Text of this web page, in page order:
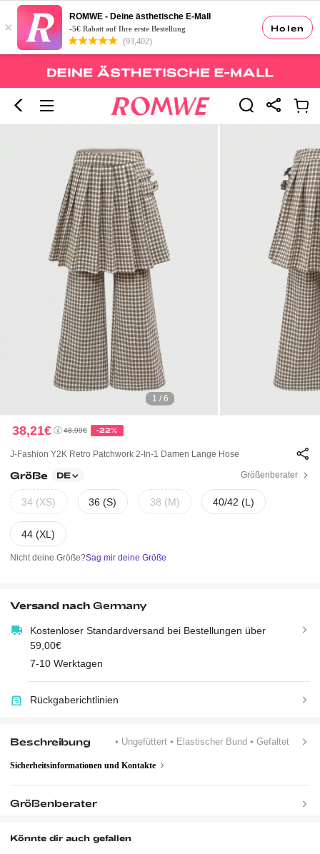
Holen
×
ROMWE - Deine ästhetische E-Mall
-5€ Rabatt auf Ihre erste Bestellung
(93,402)
1 / 6
38,21€ 48,99€ -22%
J-Fashion Y2K Retro Patchwork 2-In-1 Damen Lange Hose
Größe DE Größenberater
34 (XS) 36 (S) 38 (M) 40/42 (L)
44 (XL)
Nicht deine Größe?Sag mir deine Größe
Versand nachGermany
Kostenloser Standardversand bei Bestellungen über
59,00€
7-10 Werktagen
Rückgaberichtlinien
Beschreibung • Ungefüttert• Elastischer Bund• Gefaltet
Sicherheitsinformationen und Kontakte
Größenberater
Könnte dir auch gefallen